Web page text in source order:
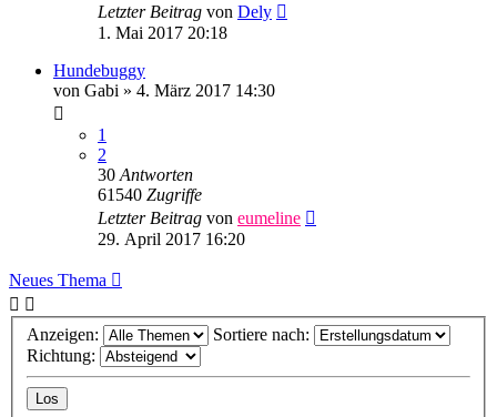
Letzter Beitrag von Dely
1. Mai 2017 20:18
Hundebuggy
von Gabi » 4. März 2017 14:30
1
2
30 Antworten
61540 Zugriffe
Letzter Beitrag von eumeline
29. April 2017 16:20
Neues Thema
Anzeigen:
Sortiere nach:
Richtung: